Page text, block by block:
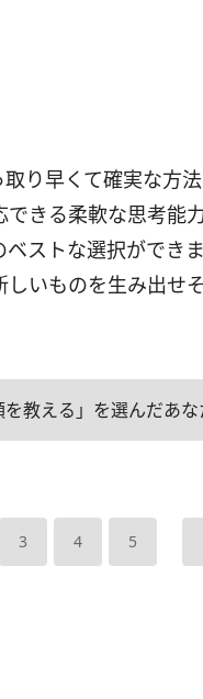
り早くて確実な方
きる柔軟な思考能
ストな選択ができ
いものを生み出せそ
を教える」を選んだあ
3 4 5